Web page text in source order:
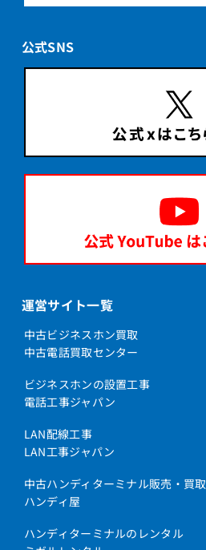
公式SNS
運営サイト一覧
中古ビジネスホン買取
中古電話買取センター
ビジネスホンの設置工事
電話工事ジャパン
LAN配線工事
LAN工事ジャパン
中古ハンディターミナル販売・買取
ハンディ屋
ハンディターミナルのレンタル